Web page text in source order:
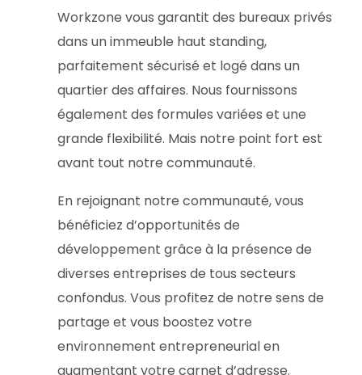
Workzone vous garantit des bureaux privés
dans un immeuble haut standing,
parfaitement sécurisé et logé dans un
quartier des affaires. Nous fournissons
également des formules variées et une
grande flexibilité. Mais notre point fort est
avant tout notre communauté.
En rejoignant notre communauté, vous
bénéficiez d’opportunités de
développement grâce à la présence de
diverses entreprises de tous secteurs
confondus. Vous profitez de notre sens de
partage et vous boostez votre
environnement entrepreneurial en
augmentant votre carnet d’adresse.